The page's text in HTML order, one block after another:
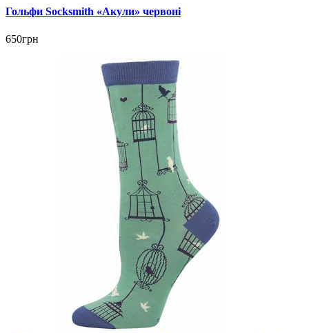
Гольфи Socksmith «Акули» червоні
650грн